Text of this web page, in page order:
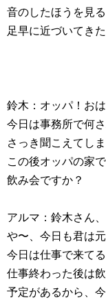
音のしたほうを見
足早に近づいてきた
鈴木：オッパ！お
今日は事務所で何
さっき聞こえてし
この後オッパの家
飲み会ですか？
アルマ：鈴木さん
や〜、今日も君は元
今日は仕事で来てる
仕事終わった後は
予定があるから、